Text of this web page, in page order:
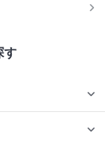
す